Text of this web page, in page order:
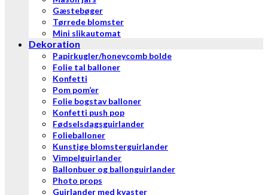
Gæstebøger
Tørrede blomster
Mini slikautomat
Dekoration
Papirkugler/honeycomb bolde
Folie tal balloner
Konfetti
Pom pom’er
Folie bogstav balloner
Konfetti push pop
Fødselsdagsguirlander
Folieballoner
Kunstige blomsterguirlander
Vimpelguirlander
Ballonbuer og ballonguirlander
Photo props
Guirlander med kvaster